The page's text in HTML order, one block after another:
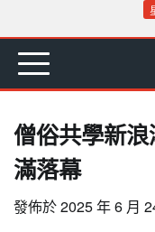
content
首 要 娛
僧俗共學新
滿落幕
發佈於2025 年 6 月